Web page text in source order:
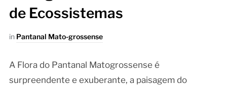
de Ecossistemas
in Pantanal Mato-grossense
A Flora do Pantanal Matogrossense é
surpreendente e exuberante, a paisagem do